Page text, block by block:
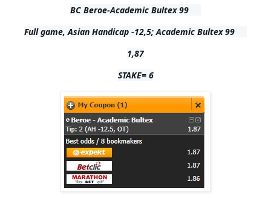
BC Beroe-Academic Bultex 99
Full game, Asian Handicap -12,5; Academic Bultex 99
1,87
STAKE= 6